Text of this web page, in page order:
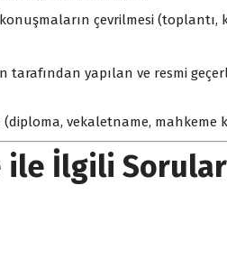
çevrilmesi (toplantı,
yapılan ve resmi
vekaletname, mahkeme
ile İlgili Sorular